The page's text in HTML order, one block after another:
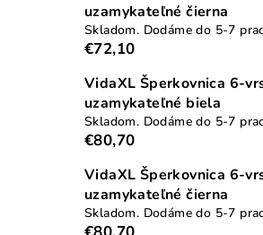
uzamykateľné čierna
Skladom. Dodáme do 5-7
€72,10
VidaXL Šperkovnica 6-
uzamykateľné biela
Skladom. Dodáme do 5-7
€80,70
VidaXL Šperkovnica 6-
uzamykateľné čierna
Skladom. Dodáme do 5-7